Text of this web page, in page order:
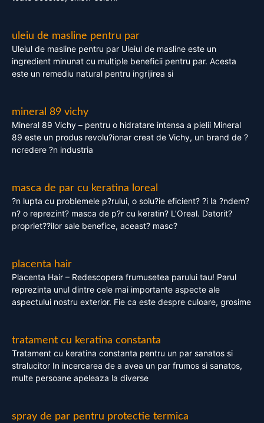
uleiu de masline pentru par
Uleiul de masline pentru par Uleiul de masline este un
ingredient minunat cu multiple beneficii pentru par. Acesta
este un remediu natural pentru ingrijirea si
mineral 89 vichy
Mineral 89 Vichy – pentru o hidratare intensa a pielii Mineral
89 este un produs revolu?ionar creat de Vichy, un brand de ?
ncredere ?n industria
masca de par cu keratina loreal
?n lupta cu problemele p?rului, o solu?ie eficient? ?i la ?ndem?
n? o reprezint? masca de p?r cu keratin? L’Oreal. Datorit?
propriet??ilor sale benefice, aceast? masc?
placenta hair
Placenta Hair – Redescopera frumusetea parului tau! Parul
reprezinta unul dintre cele mai importante aspecte ale
aspectului nostru exterior. Fie ca este despre culoare, grosime
tratament cu keratina constanta
Tratament cu keratina constanta pentru un par sanatos si
stralucitor In incercarea de a avea un par frumos si sanatos,
multe persoane apeleaza la diverse
spray de par pentru protectie termica